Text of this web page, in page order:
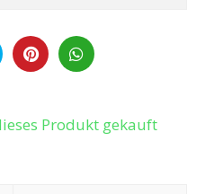
Produkt gekauft